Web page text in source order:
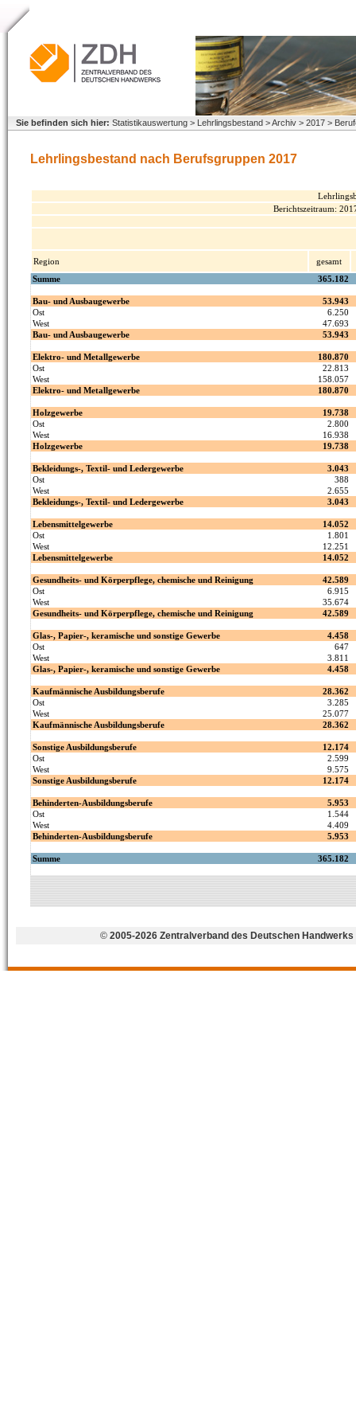
Sie befinden sich hier: Statistikauswertung > Lehrlingsbestand > Archiv > 2017 >
Lehrlingsbestand nach Berufsgruppen 2017
© 2005-2026 Zentralverband des Deutschen Handwerks